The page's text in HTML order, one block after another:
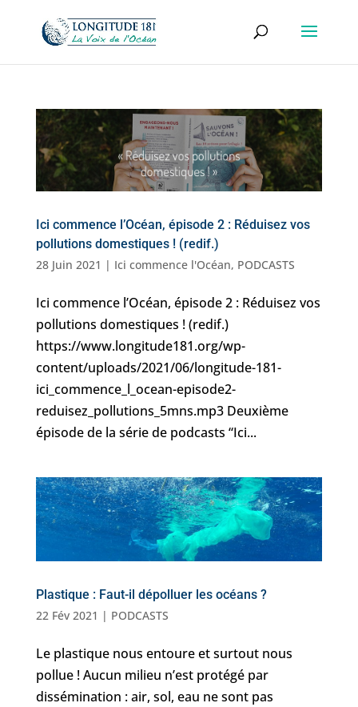
Ici commence l’Océan, épisode 2 : Réduisez vos
pollutions domestiques ! (redif.)
28 Juin 2021 | Ici commence l'Océan, PODCASTS
Ici commence l’Océan, épisode 2 : Réduisez vos
pollutions domestiques ! (redif.)
https://www.longitude181.org/wp-
content/uploads/2021/06/longitude-181-
ici_commence_l_ocean-episode2-
reduisez_pollutions_5mns.mp3 Deuxième
épisode de la série de podcasts “Ici...
Plastique : Faut-il dépolluer les océans ?
22 Fév 2021 | PODCASTS
Le plastique nous entoure et surtout nous
pollue ! Aucun milieu n’est protégé par
dissémination : air, sol, eau ne sont pas